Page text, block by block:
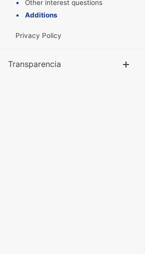
Other interest questions
Additions
Privacy Policy
Transparencia